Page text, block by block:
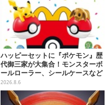
ハッピーセットに『ポケモン』歴
代御三家が大集合！モンスターボ
ールローラー、シールケースなど
全12種
2026.8.6